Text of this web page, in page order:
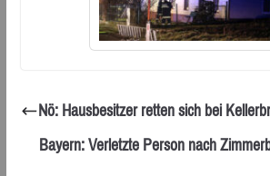
Nö: Hausbesitzer retten sich bei
Bayern: Verletzte Person nach